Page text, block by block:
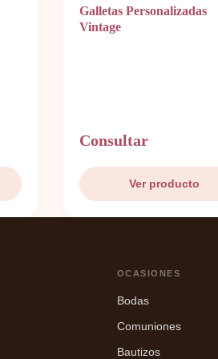
Galletas Personalizadas
Vintage
Consultar
Ver producto
OCASIONES
Bodas
Comuniones
Bautizos